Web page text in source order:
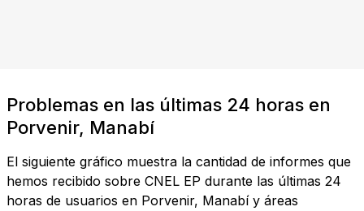
Problemas en las últimas 24 horas en
Porvenir, Manabí
El siguiente gráfico muestra la cantidad de informes que
hemos recibido sobre CNEL EP durante las últimas 24
horas de usuarios en Porvenir, Manabí y áreas